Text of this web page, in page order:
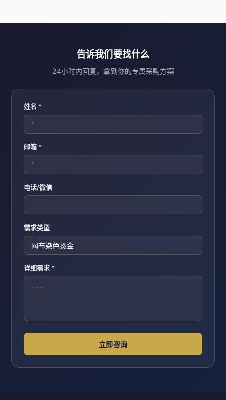
告诉我们要找什么
24小时内回复，拿到你的专属采购方案
姓名 *
邮箱 *
电话/微信
需求类型
详细需求 *
立即咨询